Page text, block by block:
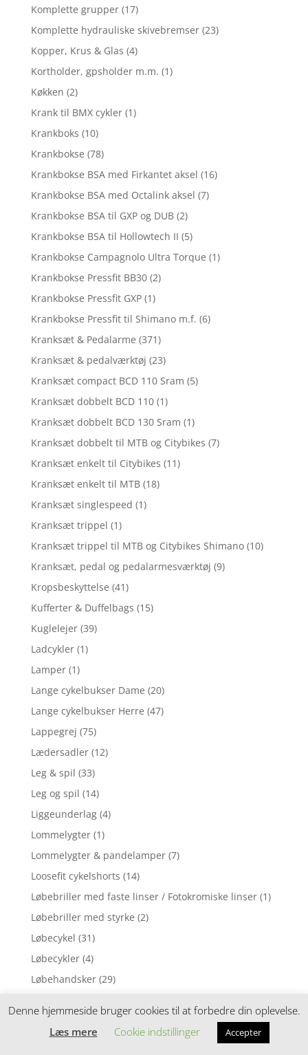
Komplette grupper (17)
Komplette hydrauliske skivebremser (23)
Kopper, Krus & Glas (4)
Kortholder, gpsholder m.m. (1)
Køkken (2)
Krank til BMX cykler (1)
Krankboks (10)
Krankbokse (78)
Krankbokse BSA med Firkantet aksel (16)
Krankbokse BSA med Octalink aksel (7)
Krankbokse BSA til GXP og DUB (2)
Krankbokse BSA til Hollowtech II (5)
Krankbokse Campagnolo Ultra Torque (1)
Krankbokse Pressfit BB30 (2)
Krankbokse Pressfit GXP (1)
Krankbokse Pressfit til Shimano m.f. (6)
Kranksæt & Pedalarme (371)
Kranksæt & pedalværktøj (23)
Kranksæt compact BCD 110 Sram (5)
Kranksæt dobbelt BCD 110 (1)
Kranksæt dobbelt BCD 130 Sram (1)
Kranksæt dobbelt til MTB og Citybikes (7)
Kranksæt enkelt til Citybikes (11)
Kranksæt enkelt til MTB (18)
Kranksæt singlespeed (1)
Kranksæt trippel (1)
Kranksæt trippel til MTB og Citybikes Shimano (10)
Kranksæt, pedal og pedalarmesværktøj (9)
Kropsbeskyttelse (41)
Kufferter & Duffelbags (15)
Kuglelejer (39)
Ladcykler (1)
Lamper (1)
Lange cykelbukser Dame (20)
Lange cykelbukser Herre (47)
Lappegrej (75)
Lædersadler (12)
Leg & spil (33)
Leg og spil (14)
Liggeunderlag (4)
Lommelygter (1)
Lommelygter & pandelamper (7)
Loosefit cykelshorts (14)
Løbebriller med faste linser / Fotokromiske linser (1)
Løbebriller med styrke (2)
Løbecykel (31)
Løbecykler (4)
Løbehandsker (29)
Løbehjul til børn
(30)
Løbehjul til junior/voksen
Denne hjemmeside bruger cookies til at forbedre din oplevelse.
Læs mere
Cookie indstillinger Accepter